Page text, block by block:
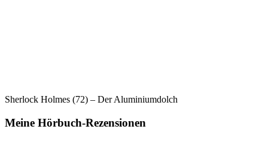
Sherlock Holmes (72) – Der Aluminiumdolch
Meine Hörbuch-Rezensionen